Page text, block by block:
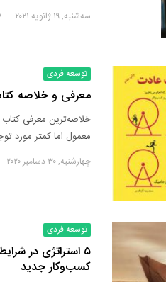
سه‌شنبه, ۱۹ ژانویه ۲۰۲۱
توسعه فردی
معرفی و خلاصه
خلاصه‌ترین معرفی
معمول اما کمتر مورد
چهارشنبه, ۳۰ دسامبر ۲۰۲۰
توسعه فردی
۵ استراتژی در
کسب‌وکار جدید